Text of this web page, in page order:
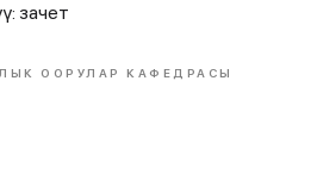
зачет
ООРУЛАР КАФЕДРАСЫ